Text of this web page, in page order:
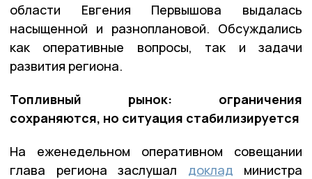
области Евгения Первышова выдалась
насыщенной и разноплановой. Обсуждались
как оперативные вопросы, так и задачи
развития региона.
Топливный рынок: ограничения
сохраняются, но ситуация стабилизируется
На еженедельном оперативном совещании
глава региона заслушал доклад министра